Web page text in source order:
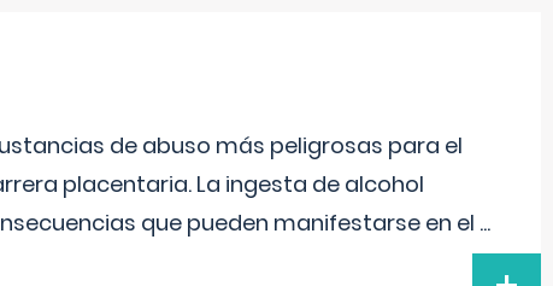
de abuso más peligrosas para el
placentaria. La ingesta de alcohol
que pueden manifestarse en el ...